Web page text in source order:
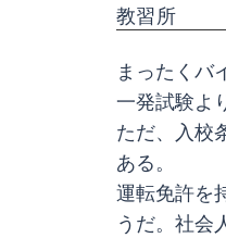
一
発
試
験
習
所
教習所
まったくバ
一発試験よ
ただ、入校
ある。
運転免許を
うだ。社会